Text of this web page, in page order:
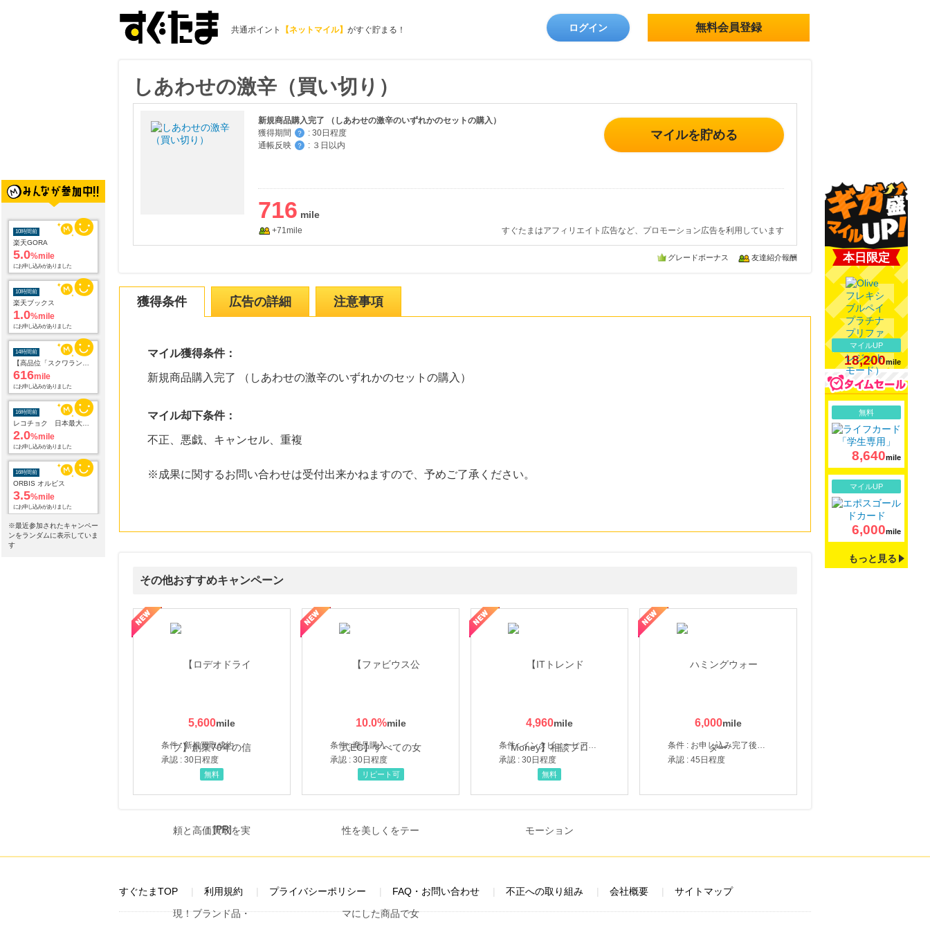
共通ポイント 【ネットマイル】 がすぐ貯まる！ ログイン 無料会員登録
10時間前
楽天GORA
5.0%mile
にお申し込みがありました
10時間前
楽天ブックス
1.0%mile
にお申し込みがありました
14時間前
616mile
にお申し込みがありました
16時間前
2.0%mile
にお申し込みがありました
16時間前
ORBIS オルビス
3.5%mile
にお申し込みがありました
16時間前
Qoo10
※最近参加されたキャンペー
ンをランダムに表示していま
す
しあわせの激辛（買い切り）
新規商品購入完了 （しあわせの激辛のいずれかのセットの購入）
獲得期間
？ : 30日程度
通帳反映
？ : ３日以内
マイルを貯める
716
+71mile すぐたまはアフィリエイト広告など、プロモーション広告を利用しています
グレードボーナス 友達紹介報酬
獲得条件 広告の詳細 注意事項
マイル獲得条件：
新規商品購入完了 （しあわせの激辛のいずれかのセットの購入）
マイル却下条件：
不正、悪戯、キャンセル、重複
※成果に関するお問い合わせは受付出来かねますので、予めご了承ください。
その他おすすめキャンペーン
5,600
条件 : 新規買取成約
承認 : 30日程度
無料
10.0%
条件 : 商品購入
承認 : 30日程度
くをテーマにした商品で女性の美を応援しています
リピート可
4,960
条件 : インタビューヒアリング完了
承認 : 30日程度
【ITトレンドMoney】相談プロモーション
無料
6,000
条件 : お申し込み完了後、決済登録完了と1ヶ月以内のサーバー初回設置。
承認 : 45日程度
ハミングウォーター【販売代理店】
本日限定
マイルUP
18,200mile
無料
8,640mile
マイルUP
6,000mile
もっと見る
[PR]
すぐたまTOP 利用規約 プライバシーポリシー FAQ・お問い合わせ 不正への取り組み 会社概要 サイトマップ